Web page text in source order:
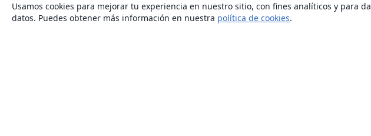
Usamos cookies para mejorar tu experiencia en nuestro sitio, con fines analíticos y para
datos. Puedes obtener más información en nuestra política de cookies.